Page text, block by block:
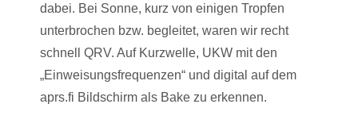
dabei. Bei Sonne, kurz von einigen Tropfen
unterbrochen bzw. begleitet, waren wir recht
schnell QRV. Auf Kurzwelle, UKW mit den
„Einweisungsfrequenzen“ und digital auf dem
aprs.fi Bildschirm als Bake zu erkennen.